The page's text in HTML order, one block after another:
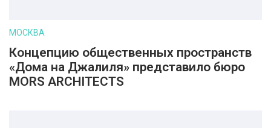
МОСКВА
Концепцию общественных пространств
«Дома на Джалиля» представило бюро
MORS ARCHITECTS